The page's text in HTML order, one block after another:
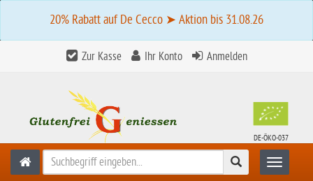
20% Rabatt auf De Cecco ➤ Aktion bis 31.08.26
Zur Kasse Ihr Konto Anmelden
DE-ÖKO-037
Suchen Toggle